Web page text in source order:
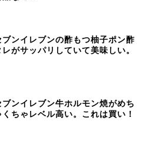
ブンイレブンの酢もつ柚子ポン酢
レがサッパリしていて美味しい。
ブンイレブン牛ホルモン焼がめち
くちゃレベル高い。これは買い！